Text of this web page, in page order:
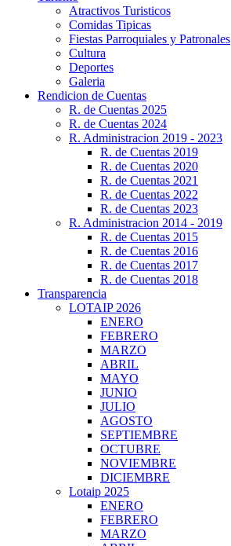
Atractivos Turisticos
Comidas Tipicas
Fiestas Parroquiales y Patronales
Cultura
Deportes
Galeria
Rendicion de Cuentas
R. de Cuentas 2025
R. de Cuentas 2024
R. Administracion 2019 - 2023
R. de Cuentas 2019
R. de Cuentas 2020
R. de Cuentas 2021
R. de Cuentas 2022
R. de Cuentas 2023
R. Administracion 2014 - 2019
R. de Cuentas 2015
R. de Cuentas 2016
R. de Cuentas 2017
R. de Cuentas 2018
Transparencia
LOTAIP 2026
ENERO
FEBRERO
MARZO
ABRIL
MAYO
JUNIO
JULIO
AGOSTO
SEPTIEMBRE
OCTUBRE
NOVIEMBRE
DICIEMBRE
Lotaip 2025
ENERO
FEBRERO
MARZO